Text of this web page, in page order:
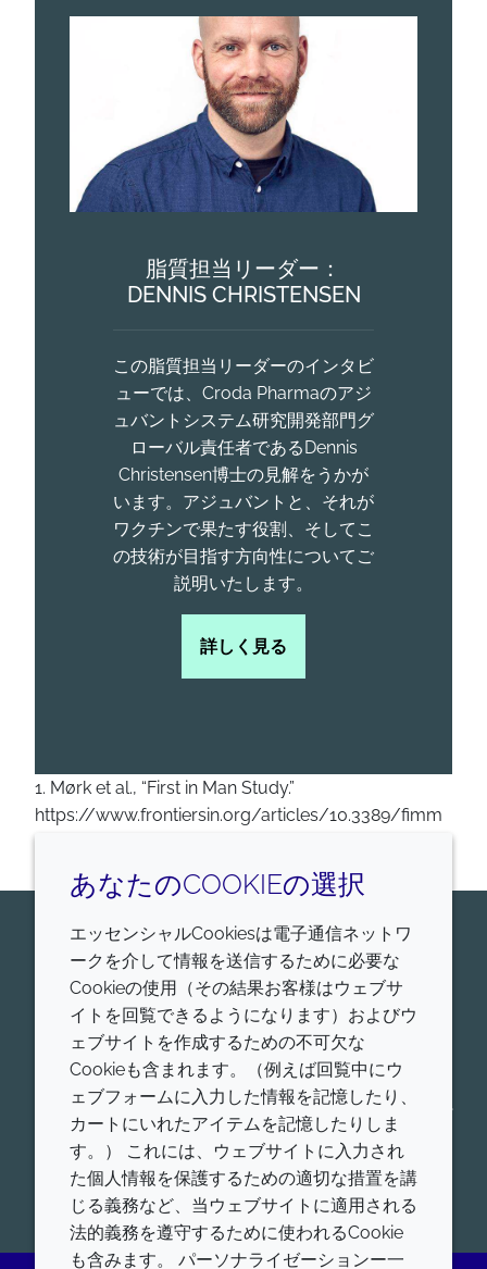
脂質担当リーダー：
DENNIS CHRISTENSEN
この脂質担当リーダーのインタビ
ューでは、Croda Pharmaのアジ
ュバントシステム研究開発部門グ
ローバル責任者であるDennis
Christensen博士の見解をうかが
います。アジュバントと、それが
ワクチンで果たす役割、そしてこ
の技術が目指す方向性についてご
説明いたします。
詳しく見る
1. Mørk et al., “First in Man Study.”
https://www.frontiersin.org/articles/10.3389/fimm
お問い合わせはこちら
Croda Pharmaは、ヒトおよび動物に適用する、医薬
品賦形剤、ワクチンアジュバント、脂質送達システム
の世界的リーダーです。我々の薬物送達プラットフォ
ームの詳細をご覧ください。低分子送達、タンパク質
送達、核酸送達、アジュバントシステム、コンシュー
マーヘルスなど、ヒト用および動物用の各薬物送達プ
ラットフォームにおける製品を、幅広く提供していま
す。
開始
あなたのCOOKIEの選択
エッセンシャルCookiesは電子通信ネットワ
ークを介して情報を送信するために必要な
Cookieの使用（その結果お客様はウェブサ
イトを回覧できるようになります）およびウ
ェブサイトを作成するための不可欠な
Cookieも含まれます。（例えば回覧中にウ
ェブフォームに入力した情報を記憶したり、
カートにいれたアイテムを記憶したりしま
す。） これには、ウェブサイトに入力され
た個人情報を保護するための適切な措置を講
じる義務など、当ウェブサイトに適用される
法的義務を遵守するために使われるCookie
も含みます。 パーソナライゼーションー一